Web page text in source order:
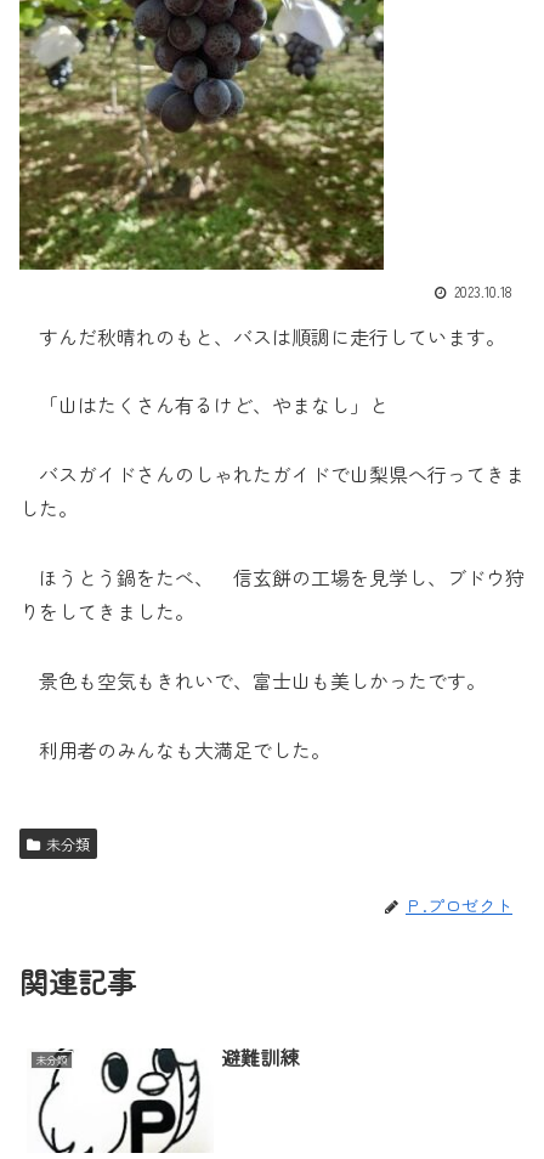
2023.10.18
すんだ秋晴れのもと、バスは順調に走行しています。
「山はたくさん有るけど、やまなし」と
バスガイドさんのしゃれたガイドで山梨県へ行ってきま
した。
ほうとう鍋をたべ、 信玄餅の工場を見学し、ブドウ狩
りをしてきました。
景色も空気もきれいで、富士山も美しかったです。
利用者のみんなも大満足でした。
未分類
Ｐ.プロゼクト
関連記事
未分類 避難訓練